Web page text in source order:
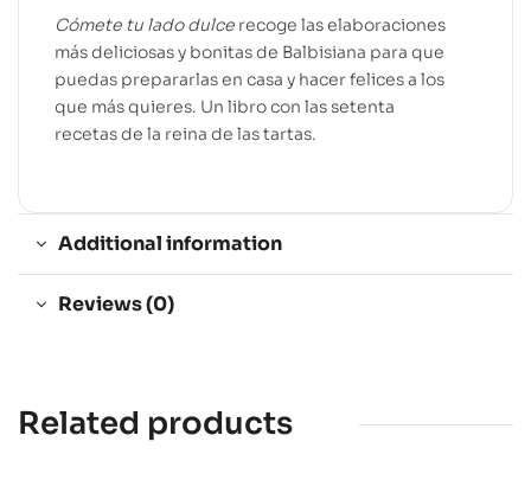
Cómete tu lado dulce recoge las elaboraciones
más deliciosas y bonitas de Balbisiana para que
puedas prepararlas en casa y hacer felices a los
que más quieres. Un libro con las setenta
recetas de la reina de las tartas.
Additional information
Reviews (0)
Related products